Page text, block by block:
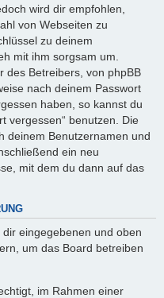
wird dir empfohlen,
von Webseiten zu
zu deinem
mit ihm sorgsam um.
des Betreibers, von phpBB
nach deinem Passwort
haben, so kannst du
vergessen“ benutzen. Die
deinem Benutzernamen und
ein neu
mit dem du dann auf das
eingegebenen und oben
um das Board betreiben
im Rahmen einer